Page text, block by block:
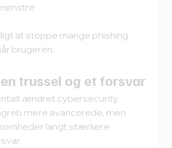
at stoppe mange phishing
brugeren.
trussel og et forsvar
ændret cybersecurity.
mere avancerede, men
langt stærkere